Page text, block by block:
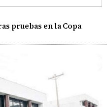
pruebas en la Copa